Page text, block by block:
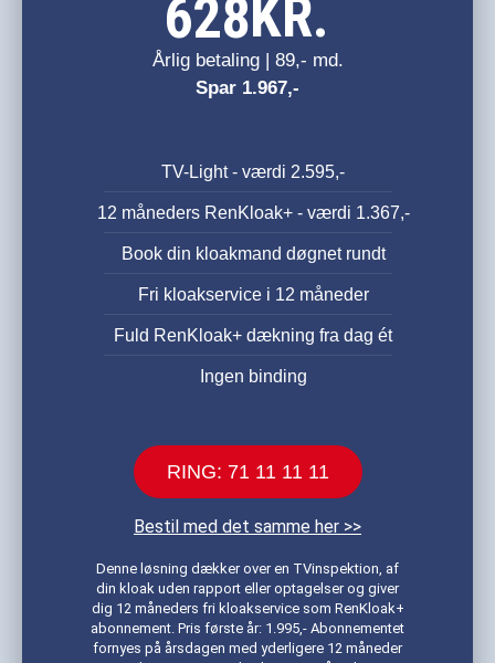
628KR.
Årlig betaling | 89,- md.
Spar 1.967,-
TV-Light - værdi 2.595,-
12 måneders RenKloak+ - værdi 1.367,-
Book din kloakmand døgnet rundt
Fri kloakservice i 12 måneder
Fuld RenKloak+ dækning fra dag ét
Ingen binding
RING: 71 11 11 11
Bestil med det samme her >>
Denne løsning dækker over en TVinspektion, af
din kloak uden rapport eller optagelser og giver
dig 12 måneders fri kloakservice som RenKloak+
abonnement. Pris første år: 1.995,- Abonnementet
fornyes på årsdagen med yderligere 12 måneder